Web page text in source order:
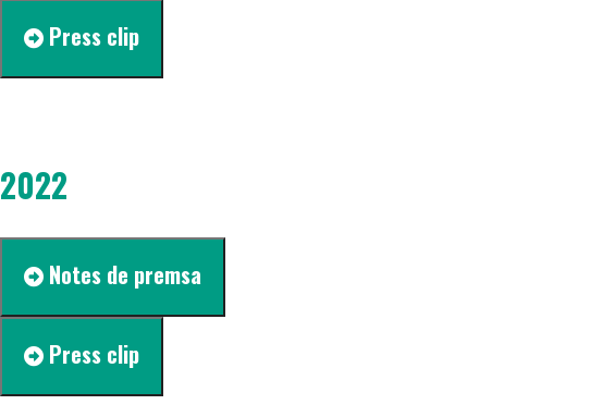
Press clip
2022
Notes de premsa
Press clip